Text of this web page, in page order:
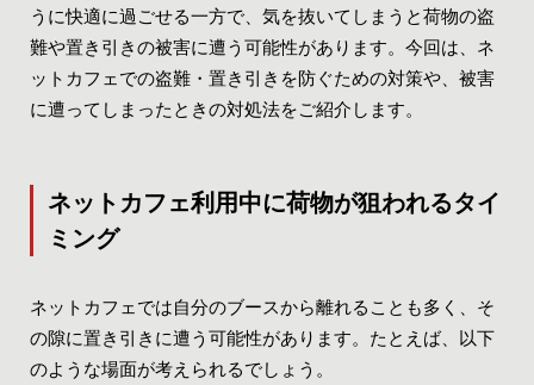
うに快適に過ごせる一方で、気を抜いてしまうと荷物の盗
難や置き引きの被害に遭う可能性があります。今回は、ネ
ットカフェでの盗難・置き引きを防ぐための対策や、被害
に遭ってしまったときの対処法をご紹介します。
ネットカフェ利用中に荷物が狙われるタイ
ミング
ネットカフェでは自分のブースから離れることも多く、そ
の隙に置き引きに遭う可能性があります。たとえば、以下
のような場面が考えられるでしょう。